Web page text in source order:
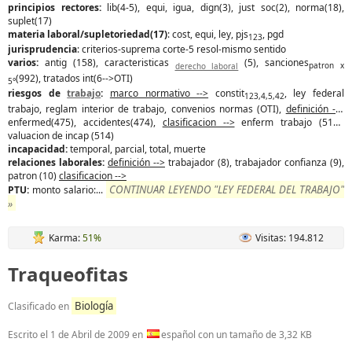
principios rectores: lib(4-5), equi, igua, dign(3), just soc(2), norma(18),
suplet(17)
materia laboral/supletoriedad(17): cost, equi, ley, pjs123, pgd
jurisprudencia: criterios-suprema corte-5 resol-mismo sentido
varios: antig (158), caracteristicas derecho laboral (5), sancionespatron x
5°(992), tratados int(6-->OTI)
riesgos detrabajo: marco normativo --> constit123,4,5,42, ley federal
trabajo, reglam interior de trabajo, convenios normas (OTI), definición -->
enfermed(475), accidentes(474), clasificacion -->enferm trabajo (513),
valuacion de incap (514)
incapacidad:temporal, parcial, total, muerte
relaciones laborales: definición --> trabajador (8), trabajador confianza (9),
patron (10) clasificacion -->
PTU: monto salario:... CONTINUAR LEYENDO "LEY FEDERAL DEL TRABAJO"
»
Karma:51% Visitas: 194.812
Traqueofitas
Clasificado en Biología
Escrito el 1 de Abril de 2009en español con un tamaño de 3,32 KB